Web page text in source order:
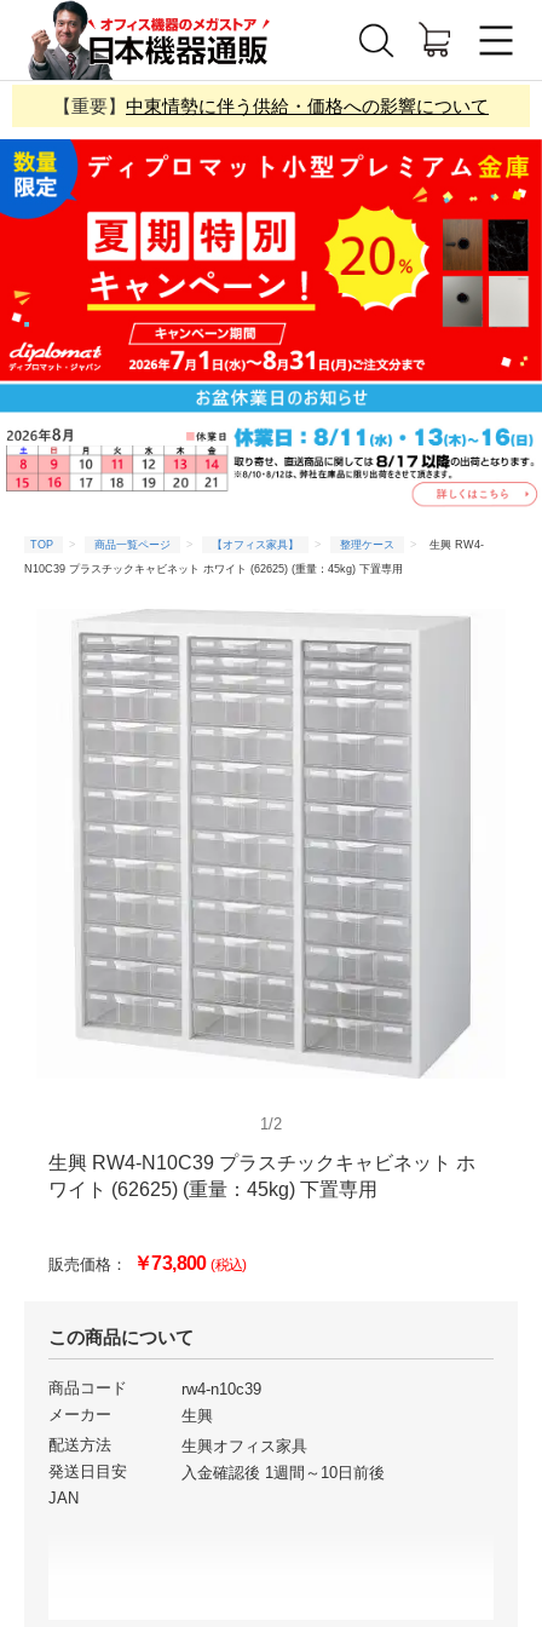
【重要】 中東情勢に伴う供給・価格への影響について
TOP 商品一覧ページ 【オフィス家具】 整理ケース
生興 RW4-
N10C39 プラスチックキャビネット ホワイト (62625) (重量：45kg) 下置専用
1/2
生興 RW4-N10C39 プラスチックキャビネット ホ
ワイト (62625) (重量：45kg) 下置専用
販売価格： ￥73,800(税込)
この商品について
商品コード
rw4-n10c39
メーカー
生興
配送方法
生興オフィス家具
発送日目安
入金確認後 1週間～10日前後
JAN